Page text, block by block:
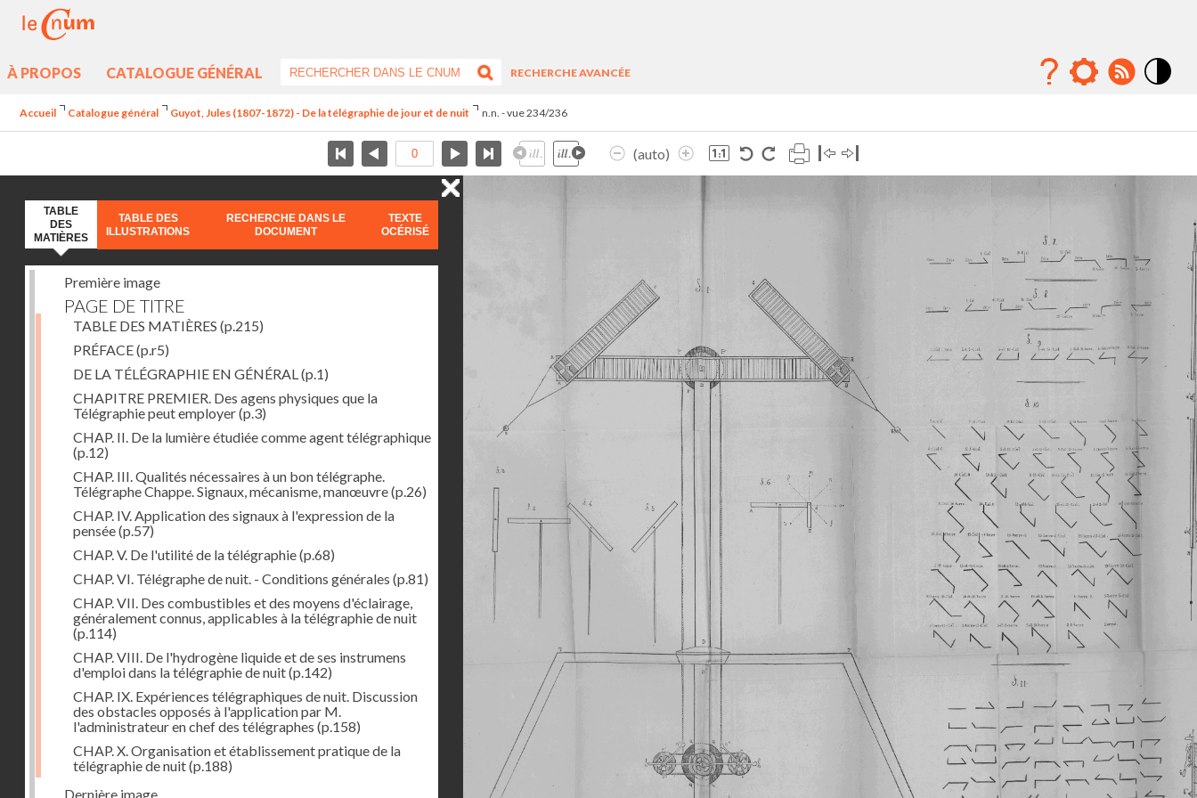
À PROPOS CATALOGUE GÉNÉRAL
RECHERCHE AVANCÉE
Accueil Catalogue général Guyot, Jules (1807-1872) - De la télégraphie de jour et de nuit n.n. - vue 234/236
(auto)
TABLE
DES
MATIÈRES
TABLE DES
ILLUSTRATIONS
RECHERCHE DANS LE
DOCUMENT
TEXTE
OCÉRISÉ
Première image
PAGE DE TITRE
TABLE DES MATIÈRES (p.215)
PRÉFACE(p.r5)
DE LA TÉLÉGRAPHIE EN GÉNÉRAL(p.1)
CHAPITRE PREMIER. Des agens physiques que la
Télégraphie peut employer(p.3)
CHAP. II. De la lumière étudiée comme agent télégraphique
(p.12)
CHAP. III. Qualités nécessaires à un bon télégraphe.
Télégraphe Chappe. Signaux, mécanisme, manœuvre(p.26)
CHAP. IV. Application des signaux à l'expression de la
pensée(p.57)
CHAP. V. De l'utilité de la télégraphie(p.68)
CHAP. VI. Télégraphe de nuit. - Conditions générales (p.81)
CHAP. VII. Des combustibles et des moyens d'éclairage,
généralement connus, applicables à la télégraphie de nuit
(p.114)
CHAP. VIII. De l'hydrogène liquide et de ses instrumens
d'emploi dans la télégraphie de nuit(p.142)
CHAP. IX. Expériences télégraphiques de nuit. Discussion
des obstacles opposés à l'application par M.
l'administrateur en chef des télégraphes (p.158)
CHAP. X. Organisation et établissement pratique de la
télégraphie de nuit(p.188)
Dernière image